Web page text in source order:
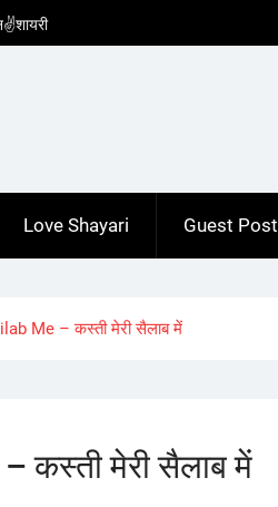
इन हिंदी
इन हिंदी
इन
Love Shayari Guest Post
Me – कस्ती मेरी सैलाब में
कस्ती मेरी सैलाब में